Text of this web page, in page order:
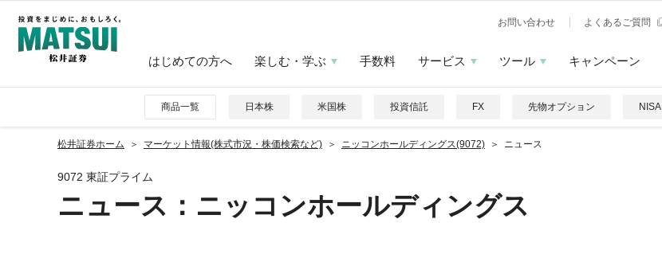
お問い合わせ よくあるご質問
はじめての方へ 楽しむ・学ぶ 手数料 サービス ツール キャンペーン
商品一覧 日本株 米国株 投資信託 FX 先物オプション NISA
松井証券ホーム マーケット情報(株式市況・株価検索など) ニッコンホールディングス(9072) ニュース
9072 東証プライム
ニュース ：ニッコンホールディングス